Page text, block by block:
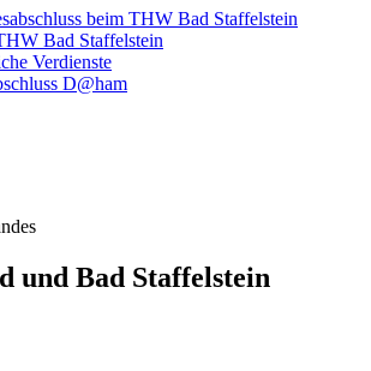
beim THW Bad Staffelstein
Bad Staffelstein
Verdienste
D@ham
und Bad Staffelstein